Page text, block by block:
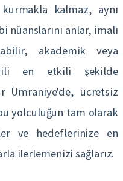
kalmaz, aynı
anlar, imalı
akademik veya
en etkili şekilde
Ümraniye'de, ücretsiz
yolculuğun tam olarak
ve hedeflerinize en
ilerlemenizi sağlarız.